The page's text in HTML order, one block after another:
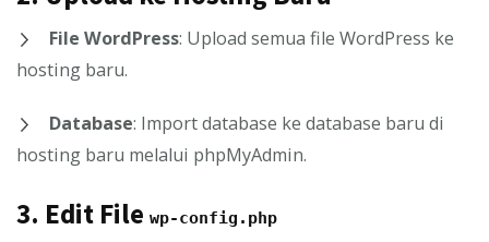
File WordPress: Upload semua file WordPress ke
hosting baru.
Database: Import database ke database baru di
hosting baru melalui phpMyAdmin.
3. Edit File wp-config.php